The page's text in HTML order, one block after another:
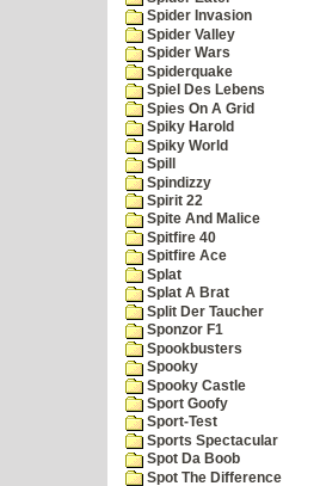
Spider Invasion
Spider Valley
Spider Wars
Spiderquake
Spiel Des Lebens
Spies On A Grid
Spiky Harold
Spiky World
Spill
Spindizzy
Spirit 22
Spite And Malice
Spitfire 40
Spitfire Ace
Splat
Splat A Brat
Split Der Taucher
Sponzor F1
Spookbusters
Spooky
Spooky Castle
Sport Goofy
Sport-Test
Sports Spectacular
Spot Da Boob
Spot The Difference